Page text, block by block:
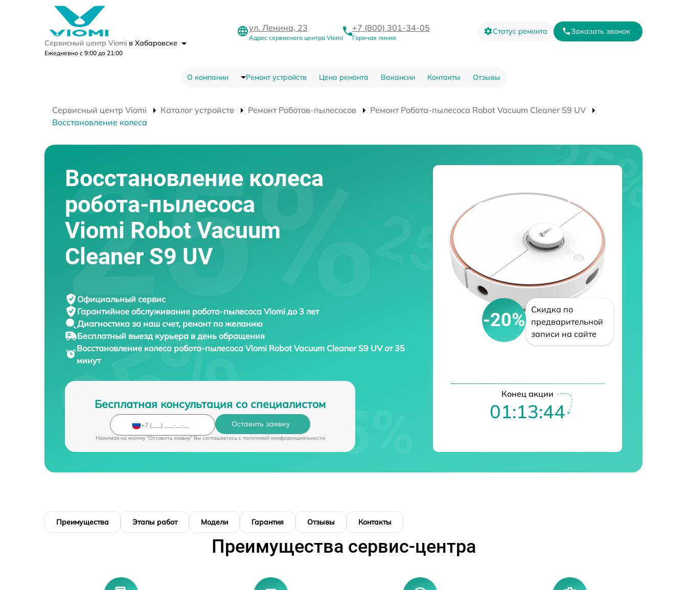
Сервисный центр Viomi в Хабаровске
Ежедневно с 9:00 до 21:00
ул. Ленина, 23
Адрес сервисного центра Viomi
+7 (800) 301-34-05
Горячая линия
Статус ремонта Заказать звонок
О компании Ремонт устройств Цена ремонта Вакансии Контакты Отзывы
Сервисный центр Viomi Каталог устройств Ремонт Роботов-пылесосов
Ремонт Робота-пылесоса Robot Vacuum Cleaner S9 UV
Восстановление колеса
Восстановление колеса
робота-пылесоса
Viomi Robot Vacuum
Cleaner S9 UV
Официальный сервис
Гарантийное обслуживание робота-пылесоса Viomi до 3 лет
Диагностика за наш счет, ремонт по желанию
Бесплатный выезд курьера в день обращения
Восстановление колеса робота-пылесосаViomi Robot Vacuum Cleaner S9 UV от 35
минут
Бесплатная консультация со специалистом
Оставить заявку
Нажимая на кнопку "Оставить заявку" Вы соглашаетесь c политикой конфиденциальности
-20%
Скидка по
предварительной
записи на сайте
Конец акции
01:13:43
Преимущества Этапы работ Модели Гарантия Отзывы Контакты
Преимущества сервис-центра